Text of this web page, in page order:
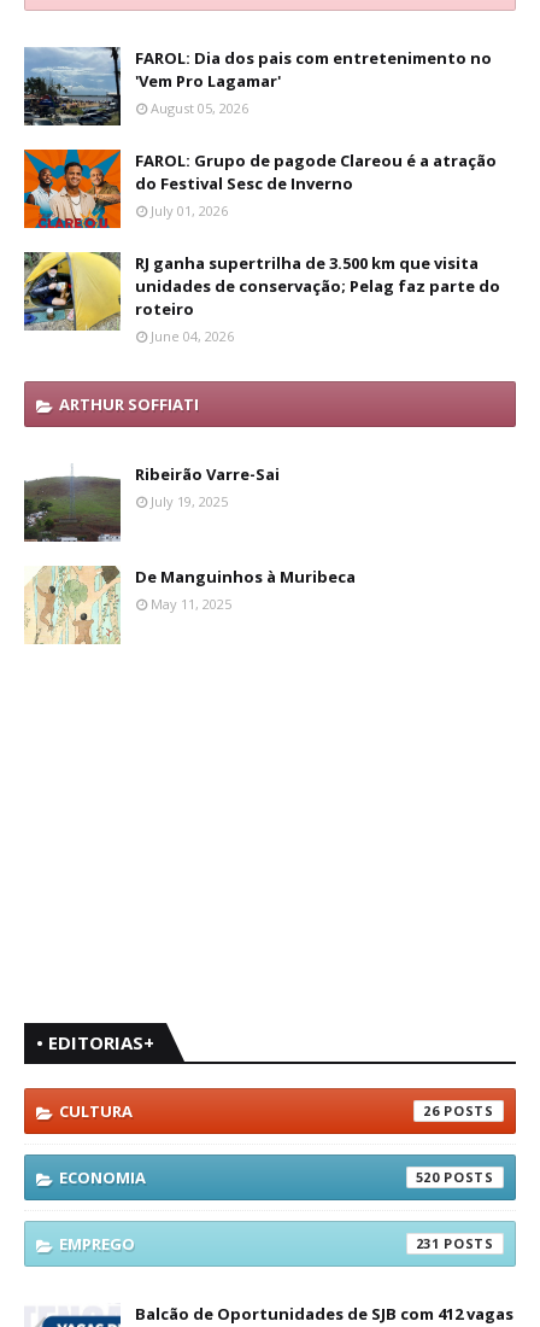
FAROL: Dia dos pais com entretenimento no
'Vem Pro Lagamar'
August 05, 2026
FAROL: Grupo de pagode Clareou é a atração
do Festival Sesc de Inverno
July 01, 2026
RJ ganha supertrilha de 3.500 km que visita
unidades de conservação; Pelag faz parte do
roteiro
June 04, 2026
ARTHUR SOFFIATI
Ribeirão Varre-Sai
July 19, 2025
De Manguinhos à Muribeca
May 11, 2025
• EDITORIAS+
CULTURA 26
ECONOMIA 520
EMPREGO 231
Balcão de Oportunidades de SJB com 412 vagas